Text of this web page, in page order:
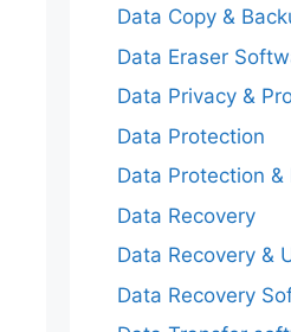
Data Copy &
Data Eraser
Data Privacy &
Data Protection
Data Protection &
Data Recovery
Data Recovery &
Data Recovery